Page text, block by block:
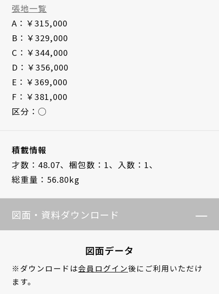
張地一覧
A：￥315,000
B：￥329,000
C：￥344,000
D：￥356,000
E：￥369,000
F：￥381,000
区分：◯
積載情報
才数：48.07、 梱包数：1、
入数：1、
総重量：56.80kg
図面・資料ダウンロード
図面データ
※ダウンロードは会員ログイン後にご利用いただけ
ます。